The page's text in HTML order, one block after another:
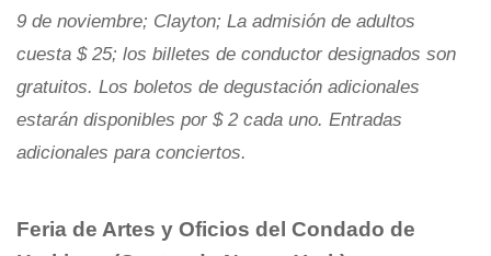
9 de noviembre; Clayton; La admisión de adultos
cuesta $ 25; los billetes de conductor designados son
gratuitos. Los boletos de degustación adicionales
estarán disponibles por $ 2 cada uno. Entradas
adicionales para conciertos.
Feria de Artes y Oficios del Condado de